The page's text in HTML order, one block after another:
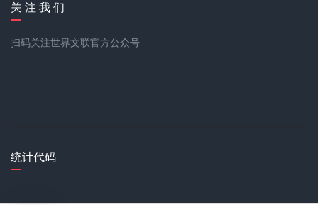
关 注 我 们
扫码关注世界文联官方公众号
统计代码